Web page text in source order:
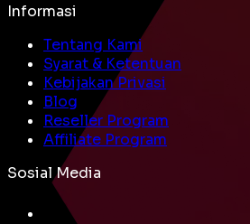
Informasi
Tentang Kami
Syarat & Ketentuan
Kebijakan Privasi
Blog
Reseller Program
Affiliate Program
Sosial Media